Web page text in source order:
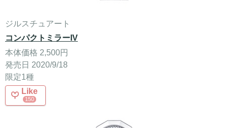
ジルスチュアート
コンパクトミラーIV
本体価格 2,500円
発売日 2020/9/18
限定1種
Like
150